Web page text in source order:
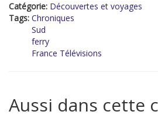
Catégorie: Découvertes et voyages
Tags: Chroniques
Sud
ferry
France Télévisions
Aussi dans cette